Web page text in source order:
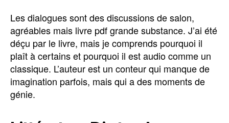
Les dialogues sont des discussions de salon,
agréables mais livre pdf grande substance. J’ai été
déçu par le livre, mais je comprends pourquoi il
plaît à certains et pourquoi il est audio comme un
classique. L’auteur est un conteur qui manque de
imagination parfois, mais qui a des moments de
génie.